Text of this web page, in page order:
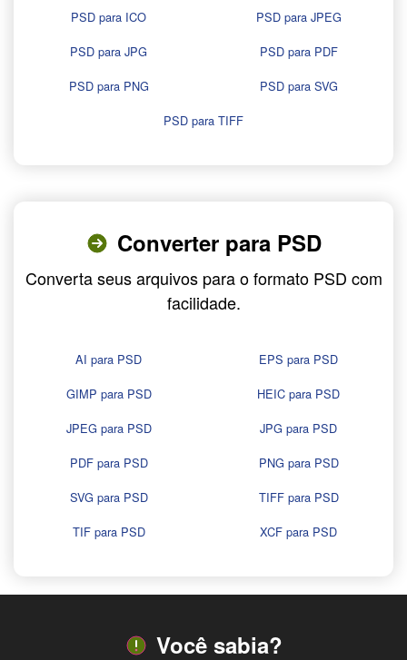
PSD para ICO
PSD para JPEG
PSD para JPG
PSD para PDF
PSD para PNG
PSD para SVG
PSD para TIFF
Converter para PSD
Converta seus arquivos para o formato PSD com
facilidade.
AI para PSD
EPS para PSD
GIMP para PSD
HEIC para PSD
JPEG para PSD
JPG para PSD
PDF para PSD
PNG para PSD
SVG para PSD
TIFF para PSD
TIF para PSD
XCF para PSD
Você sabia?